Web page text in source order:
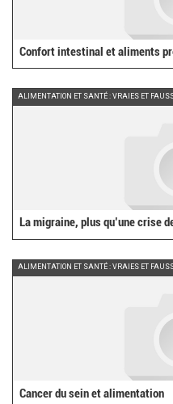
Confort intestinal et aliments
ALIMENTATION ET SANTÉ : VRAIES ET
La migraine, plus qu’une crise
ALIMENTATION ET SANTÉ : VRAIES ET
Cancer du sein et alimentation